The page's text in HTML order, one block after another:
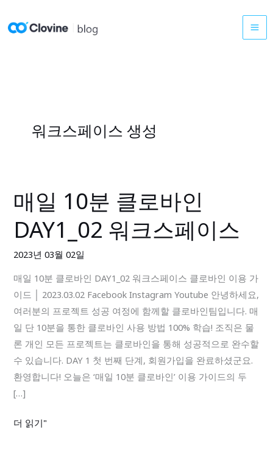
텐
워크스페이스 생성
매일 10분 클로바인
DAY1_02 워크스페이스
2023년 03월 02일
매일 10분 클로바인 DAY1_02 워크스페이스 클로바인 이용 가
이드 │ 2023.03.02 Facebook Instagram Youtube 안녕하세요,
여러분의 프로젝트 성공 여정에 함께할 클로바인팀입니다. 매
일 단 10분을 통한 클로바인 사용 방법 100% 학습! 조직은 물
론 개인 모든 프로젝트는 클로바인을 통해 성공적으로 완수할
수 있습니다. DAY 1 첫 번째 단계, 회원가입을 완료하셨군요.
환영합니다! 오늘은 ‘매일 10분 클로바인’ 이용 가이드의 두
[…]
매
일
10
클
로
바
인
DAY1_02
워
크
스
페
스
더 읽기"